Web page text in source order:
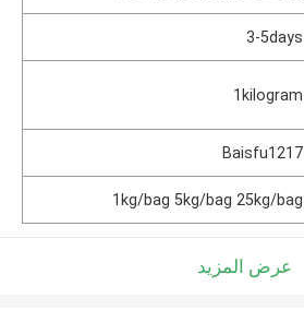
3-5days
1kilogram
Baisfu1217
1kg/bag 5kg/bag 25kg/bag
عرض المزيد